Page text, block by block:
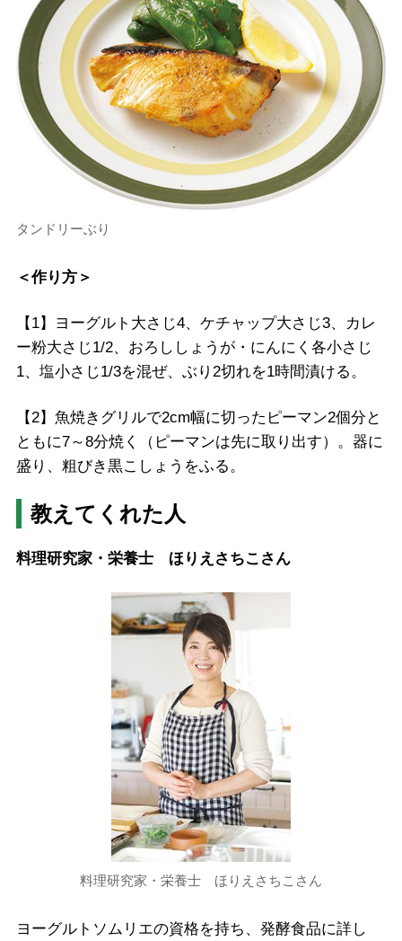
タンドリーぶり
＜作り方＞
【1】ヨーグルト大さじ4、ケチャップ大さじ3、カレ
ー粉大さじ1/2、おろししょうが・にんにく各小さじ
1、塩小さじ1/3を混ぜ、ぶり2切れを1時間漬ける。
【2】魚焼きグリルで2cm幅に切ったピーマン2個分と
ともに7～8分焼く（ピーマンは先に取り出す）。器に
盛り、粗びき黒こしょうをふる。
教えてくれた人
料理研究家・栄養士 ほりえさちこさん
料理研究家・栄養士 ほりえさちこさん
ヨーグルトソムリエの資格を持ち、発酵食品に詳し